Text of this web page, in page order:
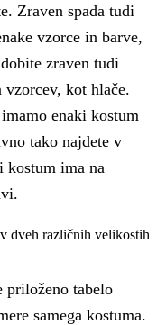
Zraven spada tudi
vzorce in barve,
zraven tudi
kot hlače.
enaki kostum
tako najdete v
kostum ima na
dveh različnih velikostih
priloženo tabelo
samega kostuma.